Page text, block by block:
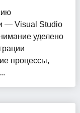
— Visual Studio
уделено
процессы,